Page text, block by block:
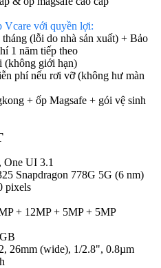
với quyền lợi:
(lỗi do nhà sản xuất) + Bảo
1 năm tiếp theo
(không giới hạn)
phí nếu rơi vỡ (không hư màn
+ ốp Magsafe + gói vệ sinh
One UI 3.1
Snapdragon 778G 5G (6 nm)
pixels
+ 12MP + 5MP + 5MP
26mm (wide), 1/2.8", 0.8µm